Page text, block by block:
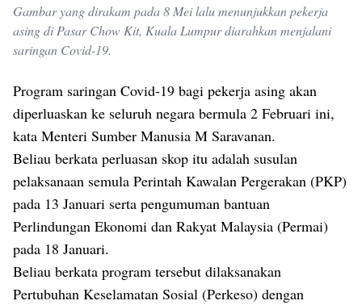
Gambar yang dirakam pada 8 Mei lalu menunjukkan pekerja
asing di Pasar Chow Kit, Kuala Lumpur diarahkan menjalani
saringan Covid-19.
Program saringan Covid-19 bagi pekerja asing akan
diperluaskan ke seluruh negara bermula 2 Februari ini,
kata Menteri Sumber Manusia M Saravanan.
Beliau berkata perluasan skop itu adalah susulan
pelaksanaan semula Perintah Kawalan Pergerakan (PKP)
pada 13 Januari serta pengumuman bantuan
Perlindungan Ekonomi dan Rakyat Malaysia (Permai)
pada 18 Januari.
Beliau berkata program tersebut dilaksanakan
Pertubuhan Keselamatan Sosial (Perkeso) dengan